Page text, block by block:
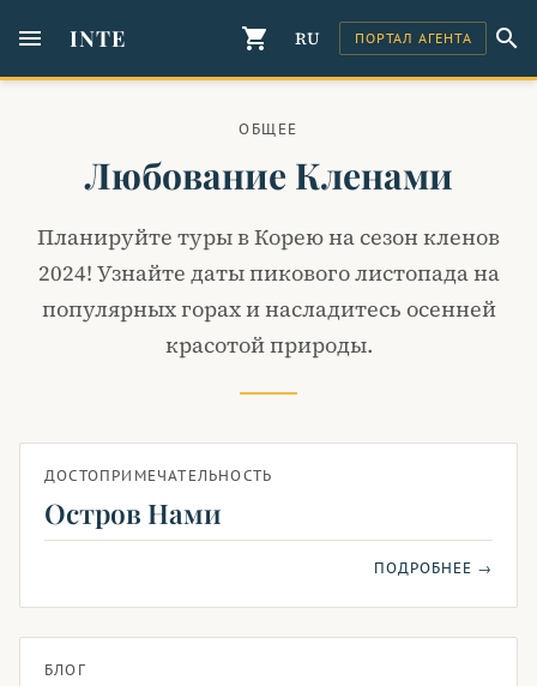
menu INTE shopping_cart RU ПОРТАЛ АГЕНТА search
ОБЩЕЕ
Любование Кленами
Планируйте туры в Корею на сезон кленов
2024! Узнайте даты пикового листопада на
популярных горах и насладитесь осенней
красотой природы.
ДОСТОПРИМЕЧАТЕЛЬНОСТЬ
Остров Нами
ПОДРОБНЕЕ →
БЛОГ